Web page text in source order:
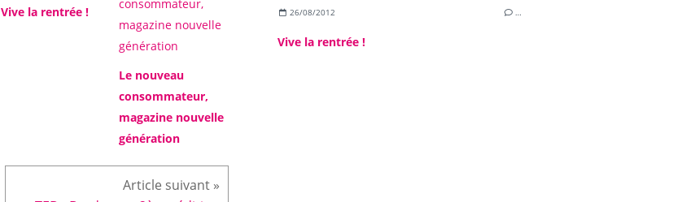
Vive la rentrée !
Le nouveau
consommateur,
magazine nouvelle
génération
26/08/2012 …
Vive la rentrée !